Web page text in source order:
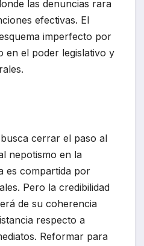
las denuncias rara
efectivas. El
imperfecto por
en el poder legislativo y
cerrar el paso al
nepotismo en la
es compartida por
Pero la credibilidad
de su coherencia
respecto a
Reformar para